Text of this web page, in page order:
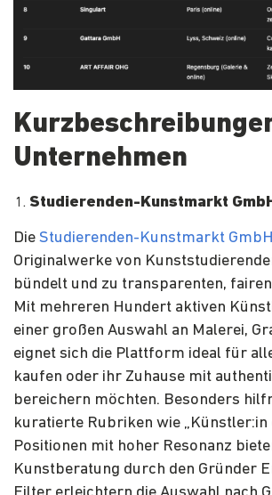
Unternehmen
Studierenden-Kunstmarkt
Die Studierenden-Kunstmarkt GmbH
Originalwerke von
bündelt und zu transparenten,
Mit mehreren Hundert aktiven
einer großen Auswahl an Malerei,
eignet sich die Plattform ideal für
kaufen oder ihr Zuhause mit
bereichern möchten. Besonders
kuratierte Rubriken wie „Künstler:in
Positionen mit hoher Resonanz
Kunstberatung durch den Gründer